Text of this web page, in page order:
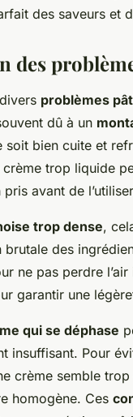
des saveurs et
des
problèmes
dû à un
soit bien cuite et
trop liquide
pris avant de
trop dense,
brutale des
ne pas perdre
garantir une
qui se déphase
insuffisant. Pour
crème semble
homogène. Ces